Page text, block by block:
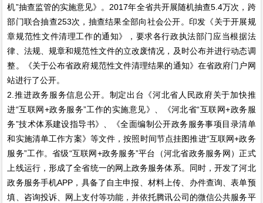
机”抽查监管的实施意见》。2017年全省共开展随机抽查5.4万次，跨
部门联合抽查253次，抽查结果全部向社会公开。印发《关于开展规
章规范性文件清理工作的通知》，要求各行政执法部门应当根据法
律、法规、规章和规范性文件的立改废情况，及时公布并进行动态调
整。《关于公布省政府规范性文件清理结果的通知》在省政府门户网
站进行了公开。
2.推进政务服务信息公开。制定出台《河北省人民政府关于加快推
进“互联网+政务服务”工作的实施意见》、《河北省“互联网+政务服
务”技术体系建设指导书》、《全面编制公开政务服务事项目录清单
和实施清单工作方案》等文件，按照时间节点挂图推进“互联网+政务
服务”工作。省级“互联网+政务服务”平台（河北省政务服务网）正式
上线运行，形成了全省统一的网上政务服务体系。同时，开发了河北
政务服务手机APP，具备了自主申报、材料上传、办件查询、表单预
填、咨询投诉、网上支付等功能，并依托腾讯公司的微信公共服务平